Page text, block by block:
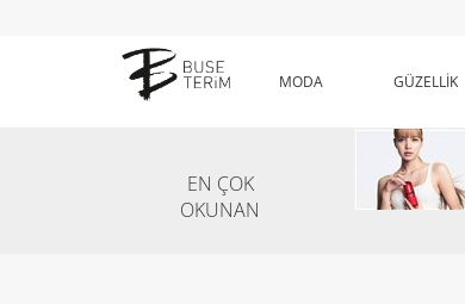
MODA GÜZELLİK
EN ÇOK
OKUNAN